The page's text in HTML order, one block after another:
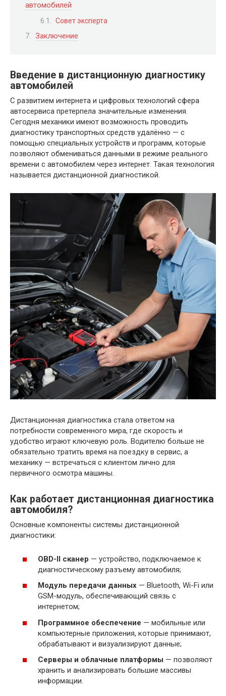
автомобилей
Совет эксперта
Заключение
Введение в дистанционную диагностику
автомобилей
С развитием интернета и цифровых технологий сфера
автосервиса претерпела значительные изменения.
Сегодня механики имеют возможность проводить
диагностику транспортных средств удалённо — с
помощью специальных устройств и программ, которые
позволяют обмениваться данными в режиме реального
времени с автомобилем через интернет. Такая технология
называется дистанционной диагностикой.
Дистанционная диагностика стала ответом на
потребности современного мира, где скорость и
удобство играют ключевую роль. Водителю больше не
обязательно тратить время на поездку в сервис, а
механику — встречаться с клиентом лично для
первичного осмотра машины.
Как работает дистанционная диагностика
автомобиля?
Основные компоненты системы дистанционной
диагностики:
OBD-II сканер — устройство, подключаемое к
диагностическому разъему автомобиля;
Модуль передачи данных — Bluetooth, Wi-Fi или
GSM-модуль, обеспечивающий связь с
интернетом;
Программное обеспечение — мобильные или
компьютерные приложения, которые принимают,
обрабатывают и визуализируют данные;
Серверы и облачные платформы — позволяют
хранить и анализировать большие массивы
информации.